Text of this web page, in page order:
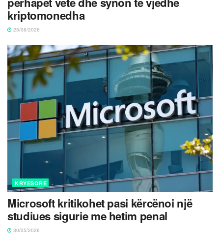
kriptomonedha
23/06/2026
KRYESORE
Microsoft kritikohet pasi kërcënoi një
studiues sigurie me hetim penal
30/05/2026